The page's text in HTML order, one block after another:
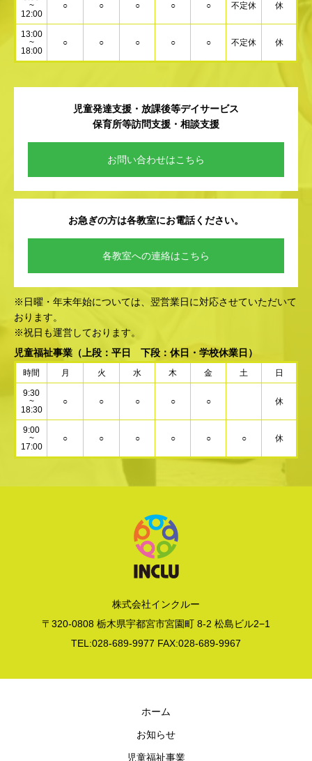
~
12:00
○ ○ ○ ○ ○ 不定休 休
13:00
~
18:00
○ ○ ○ ○ ○ 不定休 休
児童発達支援・放課後等デイサービス
保育所等訪問支援・相談支援
お問い合わせはこちら
お急ぎの方は各教室にお電話ください。
各教室への連絡はこちら
※日曜・年末年始については、翌営業日に対応させていただいて
おります。
※祝日も運営しております。
児童福祉事業 （上段：平日 下段：休日・学校休業日）
時間 月 火 水 木 金 土 日
9:30
~
18:30
○ ○ ○ ○ ○ 休
9:00
~
17:00
○ ○ ○ ○ ○ ○ 休
株式会社インクルー
〒320-0808 栃木県宇都宮市宮園町 8-2 松島ビル2−1
TEL:028-689-9977 FAX:028-689-9967
ホーム
お知らせ
児童福祉事業